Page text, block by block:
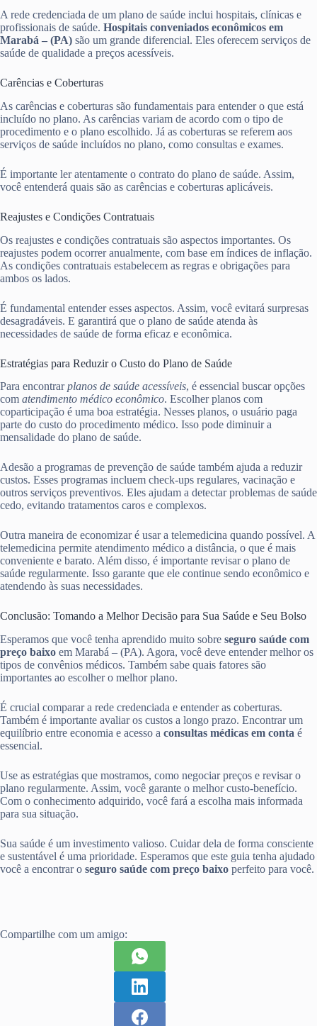
A rede credenciada de um plano de saúde inclui hospitais, clínicas e
profissionais de saúde. Hospitais conveniados econômicos em
Marabá – (PA) são um grande diferencial. Eles oferecem serviços de
saúde de qualidade a preços acessíveis.
Carências e Coberturas
As carências e coberturas são fundamentais para entender o que está
incluído no plano. As carências variam de acordo com o tipo de
procedimento e o plano escolhido. Já as coberturas se referem aos
serviços de saúde incluídos no plano, como consultas e exames.
É importante ler atentamente o contrato do plano de saúde. Assim,
você entenderá quais são as carências e coberturas aplicáveis.
Reajustes e Condições Contratuais
Os reajustes e condições contratuais são aspectos importantes. Os
reajustes podem ocorrer anualmente, com base em índices de inflação.
As condições contratuais estabelecem as regras e obrigações para
ambos os lados.
É fundamental entender esses aspectos. Assim, você evitará surpresas
desagradáveis. E garantirá que o plano de saúde atenda às
necessidades de saúde de forma eficaz e econômica.
Estratégias para Reduzir o Custo do Plano de Saúde
Para encontrarplanos de saúde acessíveis, é essencial buscar opções
com atendimento médico econômico. Escolher planos com
coparticipação é uma boa estratégia. Nesses planos, o usuário paga
parte do custo do procedimento médico. Isso pode diminuir a
mensalidade do plano de saúde.
Adesão a programas de prevenção de saúde também ajuda a reduzir
custos. Esses programas incluem check-ups regulares, vacinação e
outros serviços preventivos. Eles ajudam a detectar problemas de saúde
cedo, evitando tratamentos caros e complexos.
Outra maneira de economizar é usar a telemedicina quando possível. A
telemedicina permite atendimento médico a distância, o que é mais
conveniente e barato. Além disso, é importante revisar o plano de
saúde regularmente. Isso garante que ele continue sendo econômico e
atendendo às suas necessidades.
Conclusão: Tomando a Melhor Decisão para Sua Saúde e Seu Bolso
Esperamos que você tenha aprendido muito sobre seguro saúde com
preço baixo em Marabá – (PA). Agora, você deve entender melhor os
tipos de convênios médicos. Também sabe quais fatores são
importantes ao escolher o melhor plano.
É crucial comparar a rede credenciada e entender as coberturas.
Também é importante avaliar os custos a longo prazo. Encontrar um
equilíbrio entre economia e acesso a consultas médicas em conta é
essencial.
Use as estratégias que mostramos, como negociar preços e revisar o
plano regularmente. Assim, você garante o melhor custo-benefício.
Com o conhecimento adquirido, você fará a escolha mais informada
para sua situação.
Sua saúde é um investimento valioso. Cuidar dela de forma consciente
e sustentável é uma prioridade. Esperamos que este guia tenha ajudado
você a encontrar o seguro saúde com preço baixo perfeito para você.
Compartilhe com um amigo: